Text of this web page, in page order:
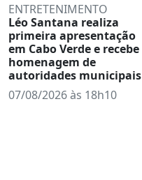
ENTRETENIMENTO
Léo Santana realiza
primeira apresentação
em Cabo Verde e recebe
homenagem de
autoridades municipais
07/08/2026 às 18h10